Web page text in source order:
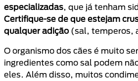
especializadas, que já tenham
Certifique-se de que estejam
qualquer adição(sal, temperos,
O organismo dos cães é muito
ingredientes como sal podem
eles. Além disso, muitos